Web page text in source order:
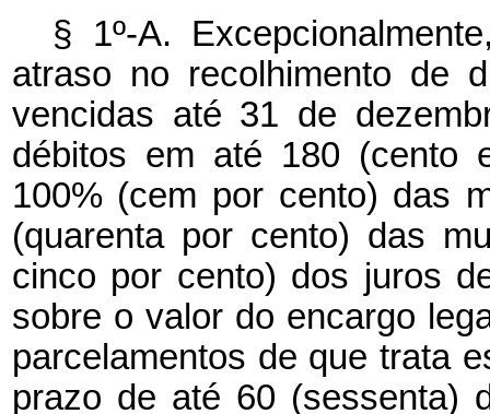
§ 1º-A.
atraso no recolhimento de
vencidas até 31 de
débitos em até 180 (cento
100% (cem por cento) das
(quarenta por cento) das
cinco por cento) dos juros
sobre o valor do encargo
parcelamentos de que trata
prazo de até 60 (sessenta)